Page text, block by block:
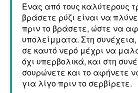
Ένας από τους καλύτερους
βράσετε ρύζι είναι να
πριν το βράσετε, ώστε να
υπολείμματα. Στη συνέχεια,
σε καυτό νερό μέχρι να
όχι υπερβολικά, και στη
σουρώνετε και το αφήνετε
για λίγο πριν το σερβίρετε.